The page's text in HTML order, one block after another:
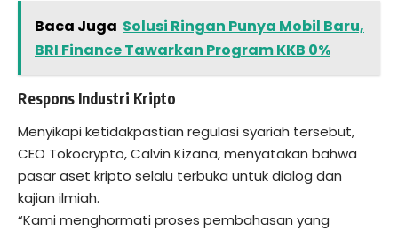
Baca Juga Solusi Ringan Punya Mobil Baru,
BRI Finance Tawarkan Program KKB 0%
Respons Industri Kripto
Menyikapi ketidakpastian regulasi syariah tersebut,
CEO Tokocrypto, Calvin Kizana, menyatakan bahwa
pasar aset kripto selalu terbuka untuk dialog dan
kajian ilmiah.
“Kami menghormati proses pembahasan yang